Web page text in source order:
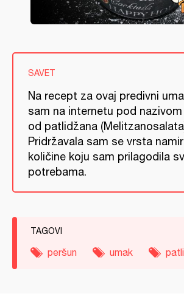
SAVET
Na recept za ovaj predivni
sam na internetu pod
od patlidžana
Pridržavala sam se vrsta
količine koju sam prilagodila
potrebama.
TAGOVI
peršun umak